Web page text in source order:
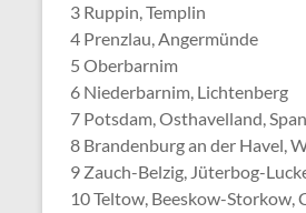
3 Ruppin, Templin
4 Prenzlau, Angermünde
5 Oberbarnim
6 Niederbarnim, Lichtenberg
7 Potsdam, Osthavelland,
8 Brandenburg an der Havel,
9 Zauch-Belzig, Jüterbog-
10 Teltow, Beeskow-